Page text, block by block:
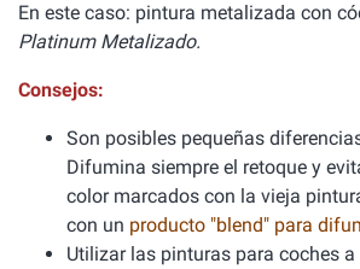
En este caso: pintura metalizada con
Platinum Metalizado.
Consejos:
Son posibles pequeñas
Difumina siempre el retoque y
color marcados con la vieja
con un producto "blend" para
Utilizar las pinturas para coches